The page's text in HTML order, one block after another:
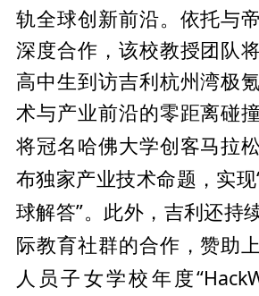
轨全球创新前沿。依托与
深度合作，该校教授团队
高中生到访吉利杭州湾极
术与产业前沿的零距离碰
将冠名哈佛大学创客马拉松
布独家产业技术命题，实现
球解答”。此外，吉利还持
际教育社群的合作，赞助
人员子女学校年度